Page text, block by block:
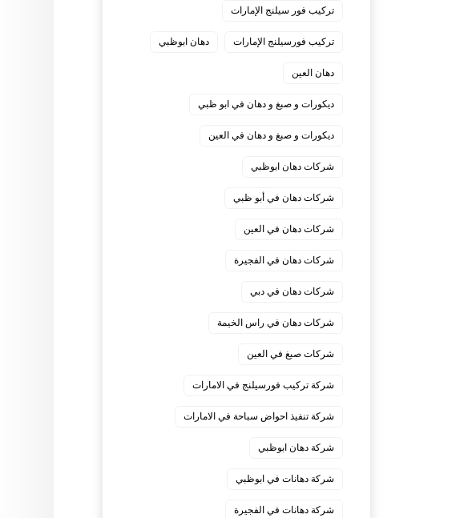
تركيب فور سيلنج الإمارات
تركيب فورسيلنج الإمارات دهان ابوظبي
دهان العين
ديكورات و صبغ و دهان في ابو ظبي
ديكورات و صبغ و دهان في العين
شركات دهان ابوظبي
شركات دهان في أبو ظبي
شركات دهان في العين
شركات دهان في الفجيرة
شركات دهان في دبي
شركات دهان في راس الخيمة
شركات صبغ في العين
شركة تركيب فورسيلنج في الامارات
شركة تنفيذ احواض سباحة في الامارات
شركة دهان ابوظبي
شركة دهانات في ابوظبي
شركة دهانات في الفجيرة